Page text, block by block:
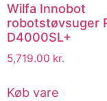
Wilfa Innobot
robotstøvsuger
D4000SL+
5,719.00 kr.
Køb vare